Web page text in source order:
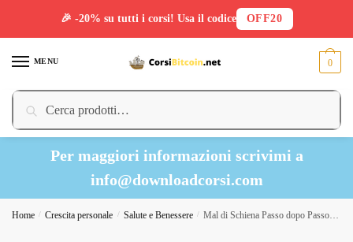
MENU
Cerca:
Cerca
0
Per maggiori informazioni scrivimi a
info@downloadcorsi.com
Home / Crescita personale / Salute e Benessere / Mal di Schiena Passo dopo Passo – L’Altra Riabilitazione
🎉 -20% su tutti i corsi! Usa il codice OFF20